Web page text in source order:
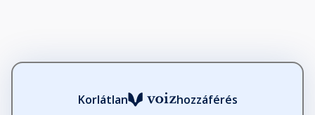
20. fejezetKorlátlan hozzáférés